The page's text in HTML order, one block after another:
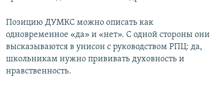
Позицию ДУМКС можно описать как
одновременное «да» и «нет». С одной стороны они
высказываются в унисон с руководством РПЦ: да,
школьникам нужно прививать духовность и
нравственность.